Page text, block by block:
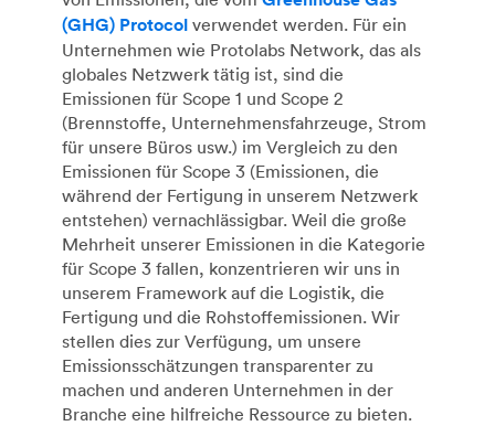
(GHG) Protocol verwendet werden. Für ein
Unternehmen wie Protolabs Network, das als
globales Netzwerk tätig ist, sind die
Emissionen für Scope 1 und Scope 2
(Brennstoffe, Unternehmensfahrzeuge, Strom
für unsere Büros usw.) im Vergleich zu den
Emissionen für Scope 3 (Emissionen, die
während der Fertigung in unserem Netzwerk
entstehen) vernachlässigbar. Weil die große
Mehrheit unserer Emissionen in die Kategorie
für Scope 3 fallen, konzentrieren wir uns in
unserem Framework auf die Logistik, die
Fertigung und die Rohstoffemissionen. Wir
stellen dies zur Verfügung, um unsere
Emissionsschätzungen transparenter zu
machen und anderen Unternehmen in der
Branche eine hilfreiche Ressource zu bieten.